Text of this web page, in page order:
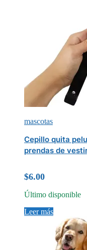
mascotas
Cepillo quita
prendas de
$6.00
Último disponible
Leer más